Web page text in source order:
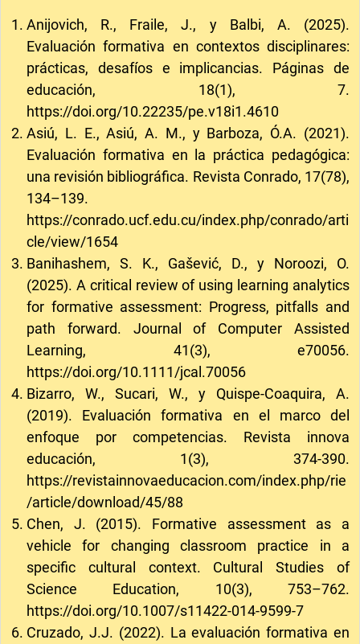
Anijovich, R., Fraile, J., y Balbi, A. (2025).
Evaluación formativa en contextos disciplinares:
prácticas, desafíos e implicancias. Páginas de
educación, 18(1), 7.
https://doi.org/10.22235/pe.v18i1.4610
Asiú, L. E., Asiú, A. M., y Barboza, Ó.A. (2021).
Evaluación formativa en la práctica pedagógica:
una revisión bibliográfica. Revista Conrado, 17(78),
134–139.
https://conrado.ucf.edu.cu/index.php/conrado/arti
cle/view/1654
Banihashem, S. K., Gašević, D., y Noroozi, O.
(2025). A critical review of using learning analytics
for formative assessment: Progress, pitfalls and
path forward. Journal of Computer Assisted
Learning, 41(3), e70056.
https://doi.org/10.1111/jcal.70056
Bizarro, W., Sucari, W., y Quispe-Coaquira, A.
(2019). Evaluación formativa en el marco del
enfoque por competencias. Revista innova
educación, 1(3), 374-390.
https://revistainnovaeducacion.com/index.php/rie
/article/download/45/88
Chen, J. (2015). Formative assessment as a
vehicle for changing classroom practice in a
specific cultural context. Cultural Studies of
Science Education, 10(3), 753–762.
https://doi.org/10.1007/s11422-014-9599-7
Cruzado, J.J. (2022). La evaluación formativa en